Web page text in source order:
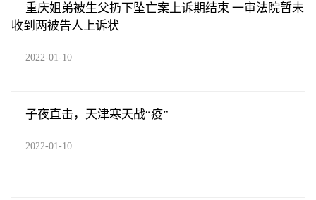
重庆姐弟被生父扔下坠亡案上诉期结束 一审法院暂未
收到两被告人上诉状
2022-01-10
子夜直击，天津寒天战“疫”
2022-01-10